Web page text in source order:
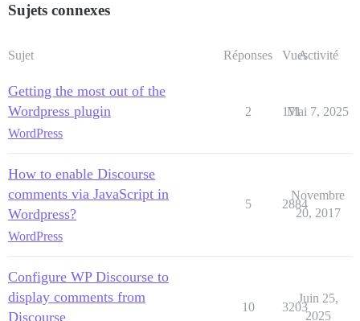
Sujets connexes
Sujet Réponses VuesActivité
Getting the most out of the
Wordpress plugin
WordPress
2 171
Mai 7, 2025
How to enable Discourse
comments via JavaScript in
Wordpress?
WordPress
5 2884
Novembre
20, 2017
Configure WP Discourse to
display comments from
Discourse
10 3203
Juin 25,
2025